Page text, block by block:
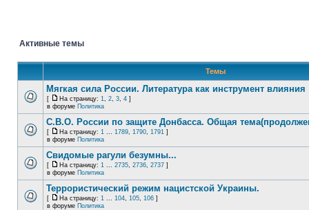
Активные темы
Темы
Мягкая сила России. Литература как инструмент влияния
[ На страницу: 1, 2, 3, 4 ]
в форуме Политика
С.В.О. России по защите Донбасса. Общая
[ На страницу: 1 ... 1789, 1790, 1791 ]
в форуме Политика
Свидомые рагули безумны...
[ На страницу: 1 ... 2735, 2736, 2737 ]
в форуме Политика
Террористический режим нацистской Украины.
[ На страницу: 1 ... 104, 105, 106 ]
в форуме Политика